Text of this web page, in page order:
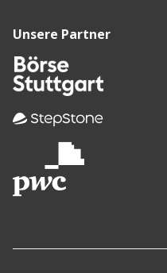
Unsere Partner